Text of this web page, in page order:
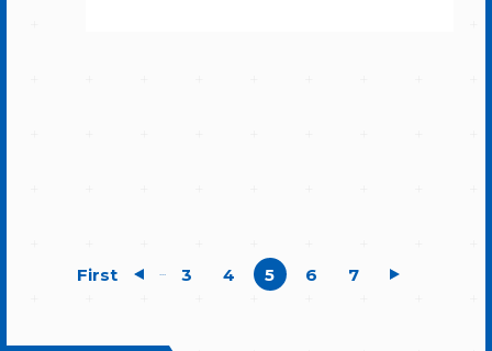
First ... 3 4 5 6 7